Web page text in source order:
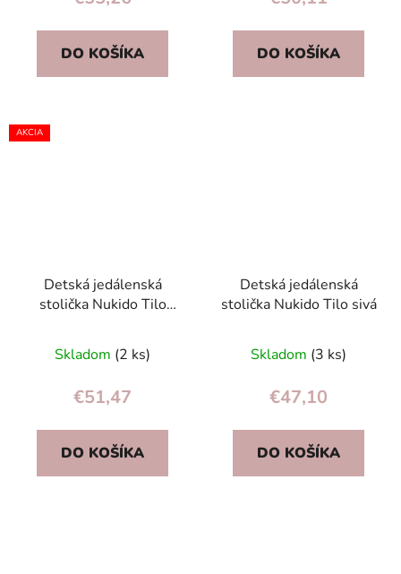
DO KOŠÍKA DO KOŠÍKA
AKCIA
Detská jedálenská
stolička Nukido Tilo
Skladom (2 ks)
€51,47
DO KOŠÍKA
Detská jedálenská
stolička Nukido Tilo sivá
Skladom (3 ks)
€47,10
DO KOŠÍKA